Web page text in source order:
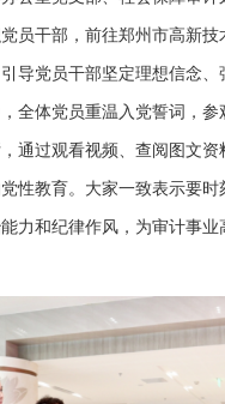
员干部，前往郑州市高新技
导党员干部坚定理想信念、
全体党员重温入党誓词，参
通过观看视频、查阅图文资
性教育。大家一致表示要时
力和纪律作风，为审计事